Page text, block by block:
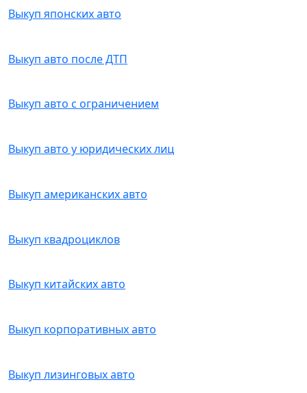
Выкуп японских авто
Выкуп авто после ДТП
Выкуп авто с ограничением
Выкуп авто у юридических лиц
Выкуп американских авто
Выкуп квадроциклов
Выкуп китайских авто
Выкуп корпоративных авто
Выкуп лизинговых авто